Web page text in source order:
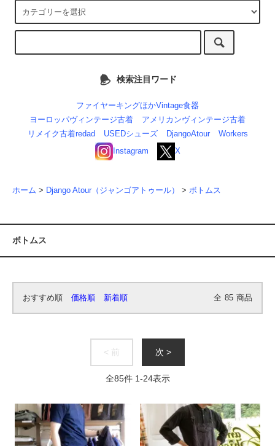
検索注目ワード
ファイヤーキングほかVintage食器
ヨーロッパヴィンテージ古着
アメリカンヴィンテージ古着
リメイク古着redad
USEDシューズ DjangoAtour
Workers
Instagram
X
ホーム > Django Atour（ジャンゴアトゥール） > ボトムス
ボトムス
おすすめ順 価格順 新着順 全 85 商品
< 前 次 >
全85件 1-24表示